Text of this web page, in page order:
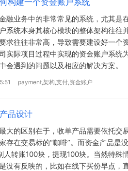
构建一个资金账户系统
融业务中的非常常见的系统，尤其是
系统本身其核心模块的整体架构往往
求往往非常高，导致需要建设好一个
实际项目过程中实现的资金账户系统
会遇到的问题以及相应的解决方案。
payment,架构,支付,资金账户
品设计
大的区别在于，收单产品需要依托交
存在交易标的“咖啡”。而资金产品是
人转账100块，提现100块。当然特殊
没有反映的，比如在线下买份早点，